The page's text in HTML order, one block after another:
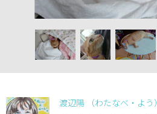
渡辺陽 （わたなべ・よう）